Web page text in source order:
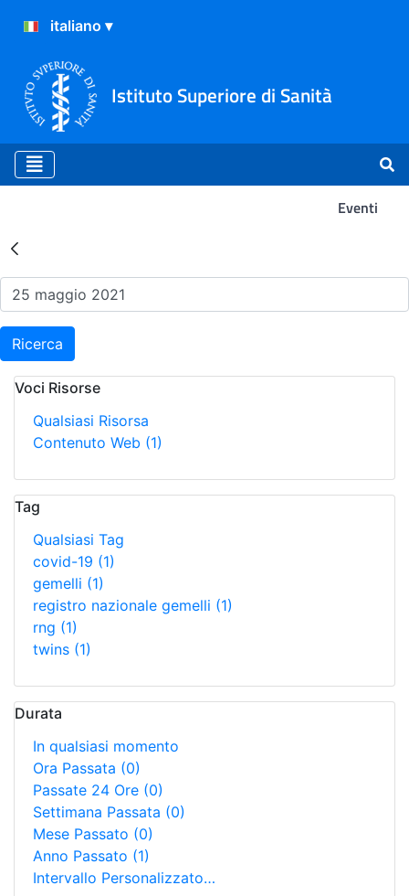
Istituto Superiore di Sanità
Eventi
Risultati della Ricerca -
Ricerca
Voci Risorse
Qualsiasi Risorsa
Contenuto Web (1)
Tag
Qualsiasi Tag
covid-19 (1)
gemelli (1)
registro nazionale gemelli (1)
rng (1)
twins (1)
Durata
In qualsiasi momento
Ora Passata (0)
Passate 24 Ore (0)
Settimana Passata (0)
Mese Passato (0)
Anno Passato (1)
Intervallo Personalizzato…